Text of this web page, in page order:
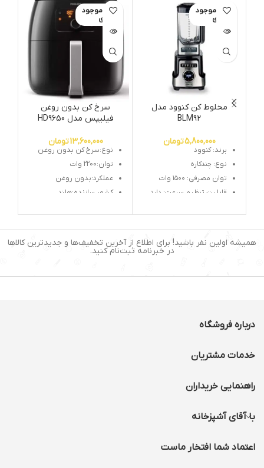
اتمام موجود
ی
مخلوط کن کنوود مدل
BLM92
5,800,000تومان
برند: کنوود
نوع: چندکاره
توان مصرفی: ۱۵۰۰ وات
قابلیت تنظیم سرعت: دارد
قابلیت شستشوی لوازم
جانبی در ماشین ظرفشویی:
جنس تیغه: استیل ضدزنگ
اتمام موجود
ی
سرخ کن بدون روغن
فیلیپس مدل HD9650
13,600,000تومان
نوع:سرخ کن بدون روغن
توان:2200 وات
عملکرد:بدون روغن
کشور سازنده:هلند
درجه حرارت:قابل تنظیم
سیستم خاموشی خودکار:دارد
همیشه اولین نفر باشید! برای اطلاع از آخرین تخفیف‌ها و جدیدترین کالاها
در خبرنامه ثبت‌نام کنید.
درباره فروشگاه
خدمات مشتریان
راهنمایی خریداران
با آقای آشپزخانه
اعتماد شما افتخار ماست